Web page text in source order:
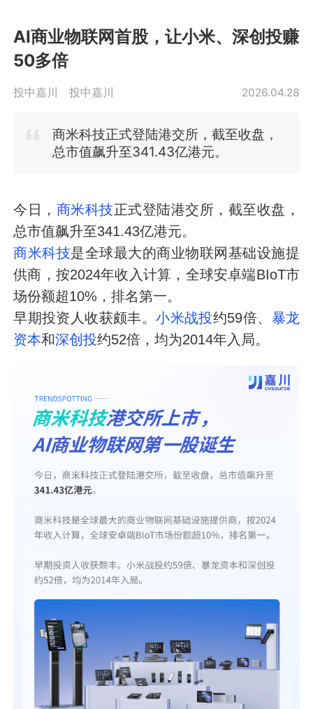
AI商业物联网首股，让小米、深创投赚
50多倍
投中嘉川 投中嘉川 2026.04.28
商米科技正式登陆港交所，截至收盘，
总市值飙升至341.43亿港元。
今日， 商米科技正式登陆港交所，截至收盘，
总市值飙升至341.43亿港元。
商米科技是全球最大的商业物联网基础设施提
供商，按2024年收入计算，全球安卓端BIoT市
场份额超10%，排名第一。
早期投资人收获颇丰。小米战投约59倍、 暴龙
资本和深创投约52倍，均为2014年入局。